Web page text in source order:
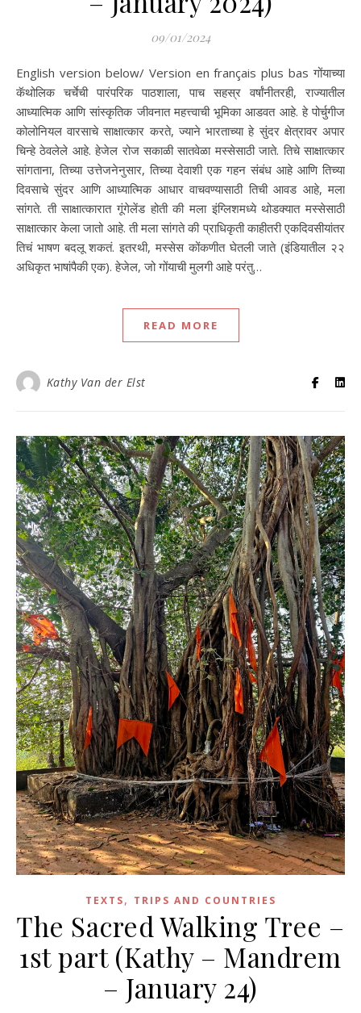
09/01/2024
English version below/ Version en français plus bas गोंयाच्या
कॅथोलिक चर्चेची पारंपरिक पाठशाला, पाच सहस्र वर्षांनीतरही, राज्यातील
आध्यात्मिक आणि सांस्कृतिक जीवनात महत्त्वाची भूमिका आडवत आहे. हे पोर्चुगीज
कोलोनियल वारसाचे साक्षात्कार करते, ज्याने भारताच्या हे सुंदर क्षेत्रावर अपार
चिन्हे ठेवलेले आहे. हेजेल रोज सकाळी सातवेळा मस्सेसाठी जाते. तिचे साक्षात्कार
सांगताना, तिच्या उत्तेजनेनुसार, तिच्या देवाशी एक गहन संबंध आहे आणि तिच्या
दिवसाचे सुंदर आणि आध्यात्मिक आधार वाचवण्यासाठी तिची आवड आहे, मला
सांगते. ती साक्षात्कारात गूंगेलेंड होती की मला इंग्लिशमध्ये थोडक्यात मस्सेसाठी
साक्षात्कार केला जातो आहे. ती मला सांगते की प्राधिकृती काहीतरी एकदिवसीयांतर
तिचं भाषण बदलू शकतं. इतरथी, मस्सेस कोंकणीत घेतली जाते (इंडियातील २२
अधिकृत भाषांपैकी एक). हेजेल, जो गोंयाची मुलगी आहे परंतु…
READ MORE
Kathy Van der Elst
TEXTS, TRIPS AND COUNTRIES
The Sacred Walking Tree –
1st part (Kathy – Mandrem
– January 24)